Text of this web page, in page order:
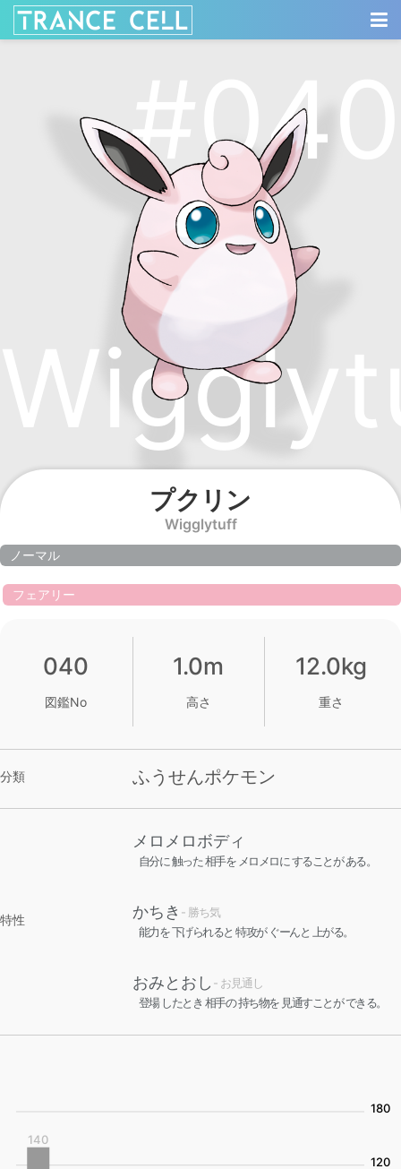
#040
プクリン
Wigglytuff
ノーマル
フェアリー
040
図鑑No
1.0m
高さ
12.0kg
重さ
分類 ふうせんポケモン
特性
メロメロボディ
自分に 触った 相手を メロメロに することが ある。
かちき - 勝ち気
能力を 下げられると 特攻が ぐーんと 上がる。
おみとおし - お見通し
登場 したとき 相手の 持ち物を 見通すことが できる。
140
180
120